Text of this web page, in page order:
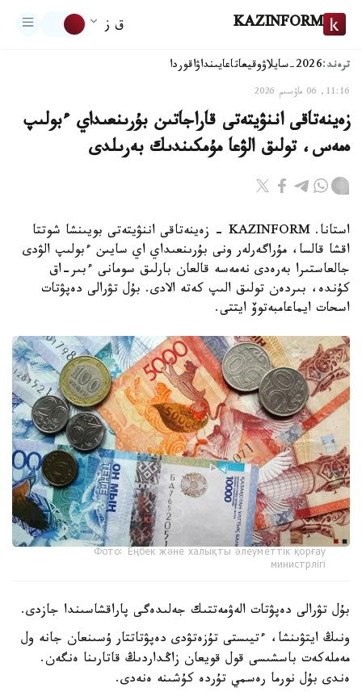
KAZINFORM ق ز
ترەند:2026-سايلاۋ وقيعاتاعايىنداۋاقوردا
11:16, 06 ماۋسىم 2026
زەينەتاقى اننۋيتەتى قاراجاتىن بۇرىنعىداي ءبولىپ
ەمەس، تولىق الۋعا مۇمكىندىك بەرىلدى
استانا. KAZINFORM - زەينەتاقى اننۋيتەتى بويىنشا شوتتا
اقشا قالسا، مۇراگەرلەر ونى بۇرىنعىداي اي سايىن ءبولىپ الۋدى
جالعاستىرا بەرەدى نەمەسە قالعان بارلىق سومانى ءبىر-اق
كۇندە، بىردەن تولىق الىپ كەتە الادى. بۇل تۋرالى دەپۋتات
اسحات ايماعامبەتوۆ ايتتى.
Фото: Еңбек және халықты әлеуметтік қорғау
министрлігі
بۇل تۋرالى دەپۋتات الەۋمەتتىك جەلىدەگى پاراقشاسىندا جازدى.
ونىڭ ايتۋىنشا، ءتيىستى تۇزەتۋدى دەپۋتاتتار ۇسىنعان جانە ول
مەملەكەت باسشىسى قول قويعان زاڭداردىڭ قاتارىنا ەنگەن.
ەندى بۇل نورما رەسمي تۇردە كۇشىنە ەنەدى.